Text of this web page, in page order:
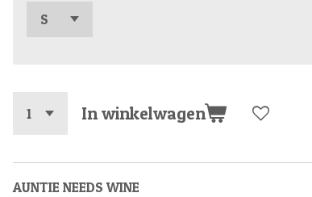
In winkelwagen
AUNTIE NEEDS WINE